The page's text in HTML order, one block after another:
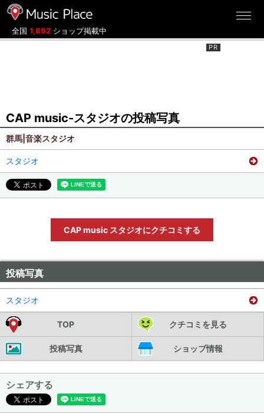
全国 1,892 ショップ掲載中
CAP music-スタジオの投稿写真
群馬|音楽スタジオ
スタジオ
CAP music スタジオにクチコミする
投稿写真
スタジオ
TOP クチコミを見る
投稿写真 ショップ情報
シェアする